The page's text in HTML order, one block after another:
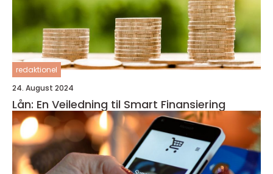
redaktionel
24. August 2024
Lån: En Veiledning til Smart Finansiering